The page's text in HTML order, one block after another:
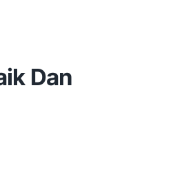
Dan